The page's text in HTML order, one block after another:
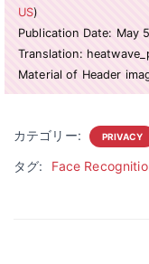
US)
Publication Date: May
Translation:
Material of Header
カテゴリー: PRIVACY
タグ: Face